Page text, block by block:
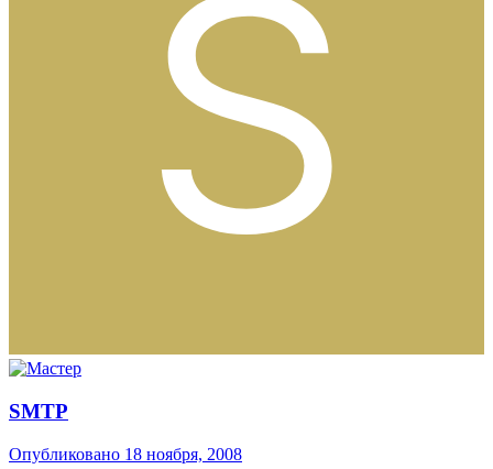
SMTP
Опубликовано 18 ноября, 2008